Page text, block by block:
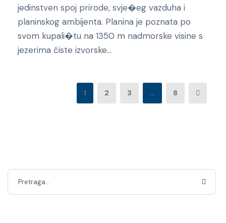
jedinstven spoj prirode, svje�eg vazduha i
planinskog ambijenta. Planina je poznata po
svom kupali�tu na 1350 m nadmorske visine s
jezerima čiste izvorske...
1 2 3 … 8